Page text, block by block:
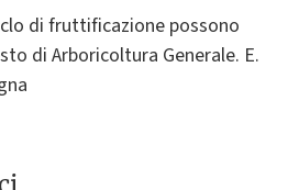
di fruttificazione possono
di Arboricoltura Generale. E.